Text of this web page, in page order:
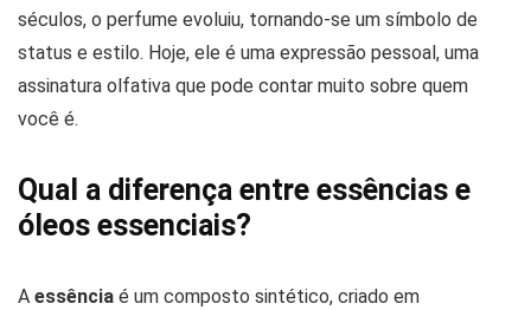
séculos, o perfume evoluiu, tornando-se um símbolo de
status e estilo. Hoje, ele é uma expressão pessoal, uma
assinatura olfativa que pode contar muito sobre quem
você é.
Qual a diferença entre essências e
óleos essenciais?
A essência é um composto sintético, criado em